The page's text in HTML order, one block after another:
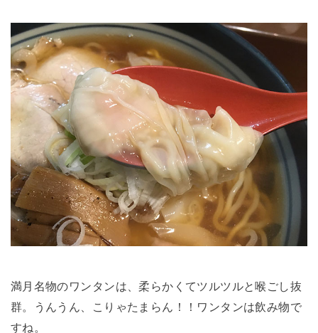
満月名物のワンタンは、柔らかくてツルツルと喉ごし抜
群。うんうん、こりゃたまらん！！ワンタンは飲み物で
すね。